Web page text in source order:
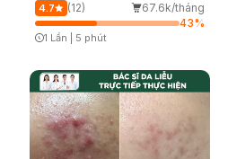
4.7 (12)
67.6k/tháng
43%
1 Lần 5 phút